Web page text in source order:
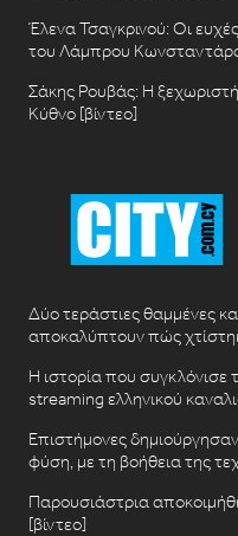
Έλενα Τσαγκρινού: Οι
του Λάμπρου
Σάκης Ρουβάς: Η
Κύθνο [βίντεο]
Δύο τεράστιες θαμμένες
αποκαλύπτουν πώς
Η ιστορία που
streaming ελληνικού
Επιστήμονες
φύση, με τη βοήθεια της
Παρουσιάστρια
[βίντεο]